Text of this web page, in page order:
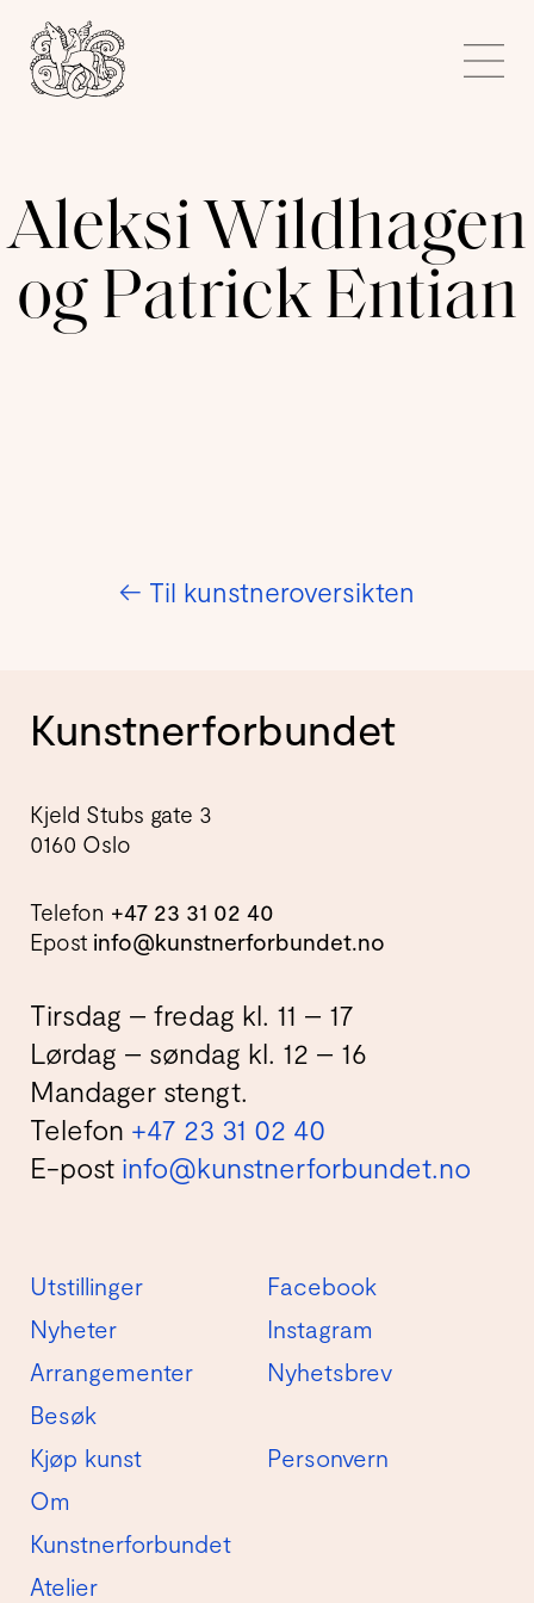
Kunstnerforbundet
Aleksi Wildhagen
og Patrick Entian
← Til kunstneroversikten
Kunstnerforbundet
Kjeld Stubs gate 3
0160 Oslo
Telefon +47 23 31 02 40
Epost info@kunstnerforbundet.no
Tirsdag – fredag kl. 11 – 17
Lørdag – søndag kl. 12 – 16
Mandager stengt.
Telefon +47 23 31 02 40
E-post info@kunstnerforbundet.no
Utstillinger
Nyheter
Arrangementer
Besøk
Kjøp kunst
Om
Kunstnerforbundet
Atelier
Facebook
Instagram
Nyhetsbrev
Personvern